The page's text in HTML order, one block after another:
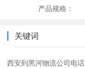
产品规格：
关键词
西安到黑河物流公司电话